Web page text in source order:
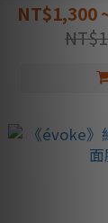
NT$1,300